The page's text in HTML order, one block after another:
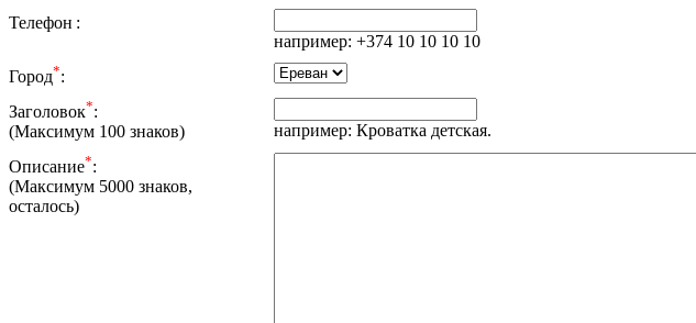
Телефон :
например: +374 10 10 10 10
Город*:
Заголовок*:
(Максимум 100 знаков)
например: Кроватка детская.
Описание*:
(Максимум 5000 знаков,
осталось)